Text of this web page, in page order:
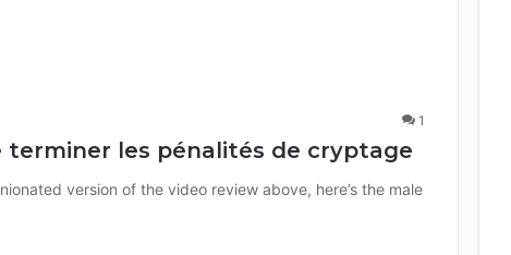
1
terminer les pénalités de cryptage
version of the video review above, here’s the male